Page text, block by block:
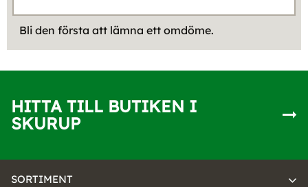
Bli den första att lämna ett omdöme.
HITTA TILL BUTIKEN I
SKURUP
SORTIMENT